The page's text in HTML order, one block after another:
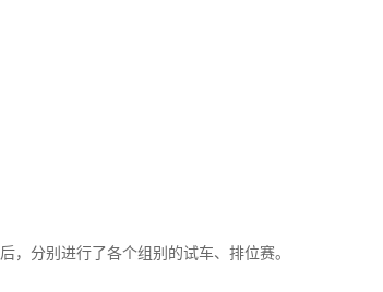
，分别进行了各个组别的试车、排位赛。